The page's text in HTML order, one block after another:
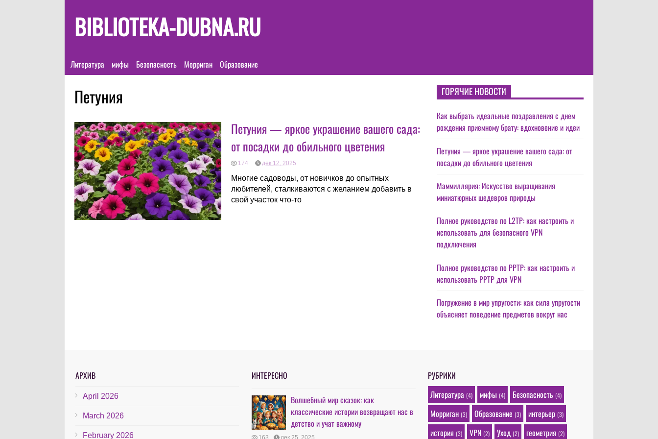
BIBLIOTEKA-DUBNA.RU
Литература мифы Безопасность Морриган Образование
Петуния
Петуния — яркое украшение вашего сада:
от посадки до обильного цветения
174 дек 12, 2025
Многие садоводы, от новичков до опытных
любителей, сталкиваются с желанием добавить в
свой участок что-то
ГОРЯЧИЕ НОВОСТИ
Как выбрать идеальные поздравления с днем
рождения приемному брату: вдохновение и идеи
Петуния — яркое украшение вашего сада: от
посадки до обильного цветения
Маммиллярия: Искусство выращивания
миниатюрных шедевров природы
Полное руководство по L2TP: как настроить и
использовать для безопасного VPN
подключения
Полное руководство по PPTP: как настроить и
использовать PPTP для VPN
Погружение в мир упругости: как сила упругости
объясняет поведение предметов вокруг нас
АРХИВ
April 2026
March 2026
February 2026
ИНТЕРЕСНО
Волшебный мир сказок: как
классические истории возвращают нас в
детство и учат важному
163 дек 25, 2025
РУБРИКИ
Литература (4) мифы (4) Безопасность (4)
Морриган (3) Образование (3) интерьер (3)
история (3) VPN (2) Уход (2) геометрия (2)